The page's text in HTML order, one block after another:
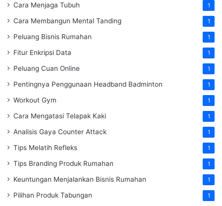
Cara Menjaga Tubuh 1
Cara Membangun Mental Tanding 1
Peluang Bisnis Rumahan 1
Fitur Enkripsi Data 1
Peluang Cuan Online 1
Pentingnya Penggunaan Headband Badminton 1
Workout Gym 1
Cara Mengatasi Telapak Kaki 1
Analisis Gaya Counter Attack 1
Tips Melatih Refleks 1
Tips Branding Produk Rumahan 1
Keuntungan Menjalankan Bisnis Rumahan 1
Pilihan Produk Tabungan 1